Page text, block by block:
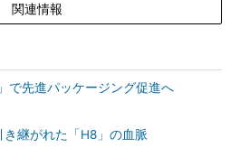
関連情報
で先進パッケージング促進へ
き継がれた「H8」の血脈